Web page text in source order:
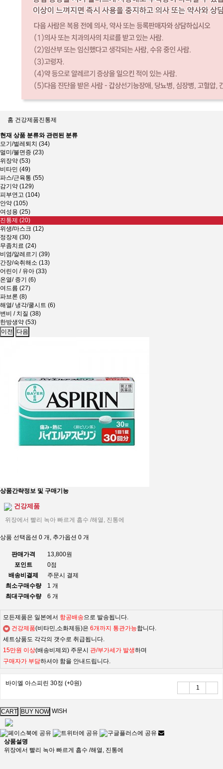
홈 건강제품진통제
현재 상품 분류와 관련된 분류
모기/벌레퇴치 (34)
멀미/불면증 (23)
위장약 (53)
비타민 (49)
파스/근육통 (55)
감기약 (129)
피부연고 (104)
안약 (105)
여성용 (25)
진통제 (20)
위생/마스크 (12)
정장제 (30)
무좀치료 (24)
비염/알레르기 (39)
간장/숙취해소 (13)
어린이 / 유아 (33)
온열/ 증기 (6)
여드름 (27)
파브론 (8)
해열/ 냉각/쿨시트 (6)
변비 / 치질 (38)
한방생약 (53)
이전
다음
상품간략정보 및 구매기능
건강제품
위장에서 빨리 녹아 빠르게 흡수 /해열, 진통에
상품 선택옵션 0 개, 추가옵션 0 개
판매가격
13,800원
포인트
0점
배송비결제
주문시 결제
최소구매수량
1 개
최대구매수량
6 개
모든제품은 일본에서 항공배송으로 발송됩니다.
건강제품(비타민,소화제등)은 6개까지 통관가능합니다.
세트상품도 각각의 갯수로 취급됩니다.
15만원 이상(배송비제외) 주문시 관/부가세가 발생하며
구매자가 부담하셔야 함을 안내드립니다.
바이엘 아스피린 30정 (+0원)
WISH
상품설명
위장에서 빨리 녹아 빠르게 흡수 /해열, 진통에